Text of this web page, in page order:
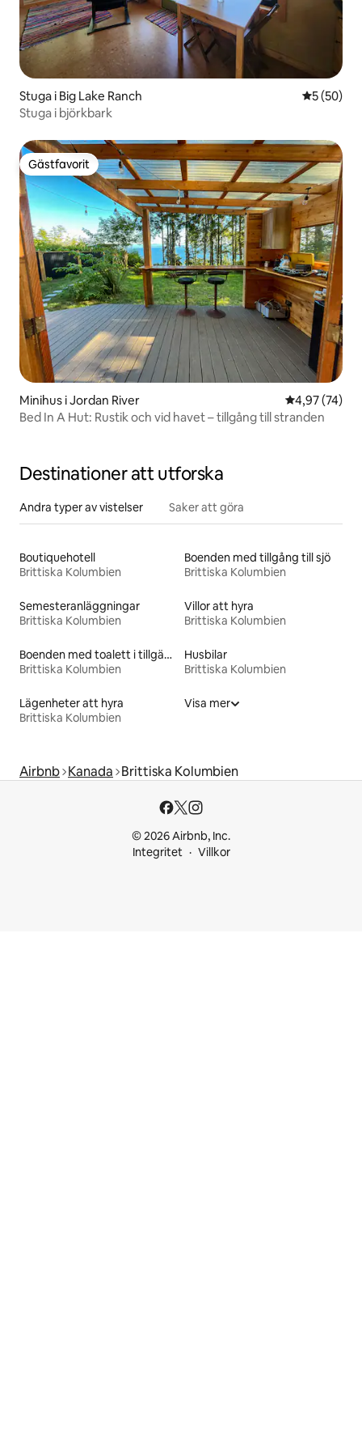
Stuga i Big Lake Ranch 5 av 5 i
5 (50)
Stuga i björkbark
Gästfavorit
Gästfavorit
Minihus i Jordan River 4,97 av 5 i
4,97 (74)
Bed In A Hut: Rustik och vid havet – tillgång till stranden
Destinationer att utforska
Andra typer av vistelser Saker att göra
Boutiquehotell
Brittiska Kolumbien
Boenden med tillgång till sjö
Brittiska Kolumbien
Semesteranläggningar
Brittiska Kolumbien
Villor att hyra
Brittiska Kolumbien
Boenden med toalett i tillgänglighetsanpassad höjd
Brittiska Kolumbien
Husbilar
Brittiska Kolumbien
Lägenheter att hyra
Brittiska Kolumbien
Visa mer
Airbnb Kanada Brittiska Kolumbien
© 2026 Airbnb, Inc.
Integritet
Villkor